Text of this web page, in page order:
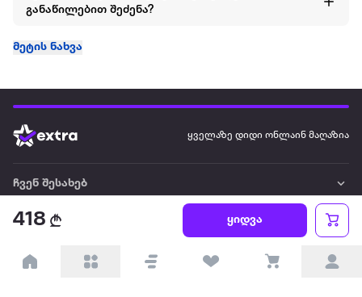
418 ყიდვა
განაწილებით შეძენა?
მეტის ნახვა
ყველაზე დიდი ონლაინ მაღაზია
ჩვენ შესახებ
წესები და პირობები
პარტნიორებისთვის